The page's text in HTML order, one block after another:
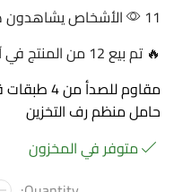
11 الأشخاص يشاهدون هذا المنتج الآن
🔥 تم بيع 12 من المنتج في آخر 3 days
مقاوم
حامل منظم رف التخزين
متوفر في المخزون